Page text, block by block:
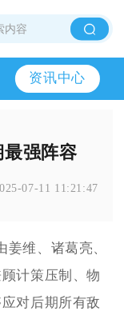
资讯中心
强阵容
07-11 11:21:47
维、诸葛亮、
计策压制、物
对后期所有敌